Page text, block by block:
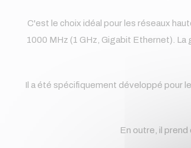
C'est le choix idéal pour les réseaux
1000 MHz (1 GHz, Gigabit Ethernet).
Il a été spécifiquement développé pour
En outre, il